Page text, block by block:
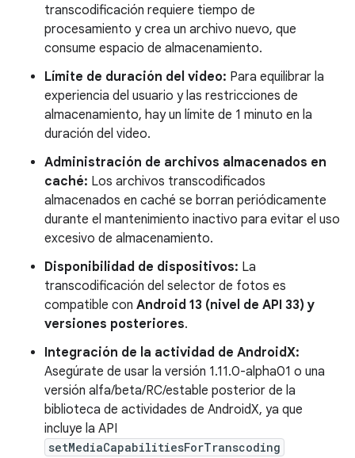
transcodificación requiere tiempo de
procesamiento y crea un archivo nuevo, que
consume espacio de almacenamiento.
Límite de duración del video: Para equilibrar la
experiencia del usuario y las restricciones de
almacenamiento, hay un límite de 1 minuto en la
duración del video.
Administración de archivos almacenados en
caché: Los archivos transcodificados
almacenados en caché se borran periódicamente
durante el mantenimiento inactivo para evitar el uso
excesivo de almacenamiento.
Disponibilidad de dispositivos: La
transcodificación del selector de fotos es
compatible con Android 13 (nivel de API 33) y
versiones posteriores.
Integración de la actividad de AndroidX:
Asegúrate de usar la versión 1.11.0-alpha01 o una
versión alfa/beta/RC/estable posterior de la
biblioteca de actividades de AndroidX, ya que
incluye la API
setMediaCapabilitiesForTranscoding